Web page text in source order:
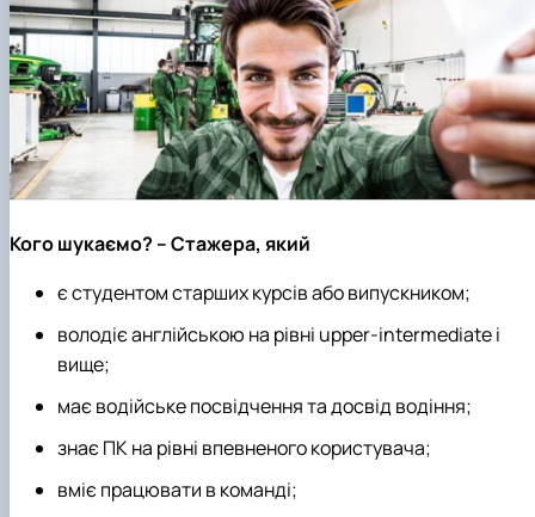
Кого шукаємо? – Стажера, який
є студентом старших курсів або випускником;
володіє англійською на рівні upper-intermediate і
вище;
має водійське посвідчення та досвід водіння;
знає ПК на рівні впевненого користувача;
вміє працювати в команді;